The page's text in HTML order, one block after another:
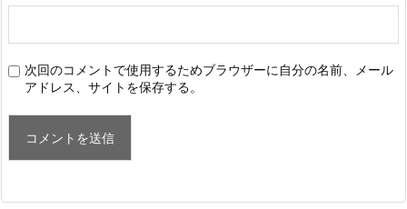
次回のコメントで使用するためブラウザーに自分の名前、メール
アドレス、サイトを保存する。